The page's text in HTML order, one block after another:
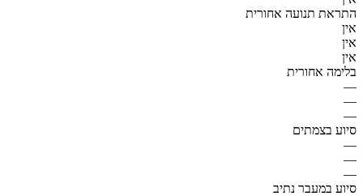
התראת תנועה אחורית
אין
אין
אין
בלימה אחורית
—
—
—
סיוע בצמתים
—
—
—
סיוע במעבר נתיב